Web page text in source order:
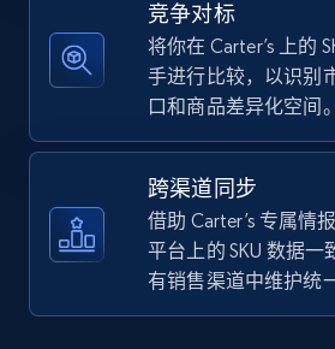
URL, Title, Available, Description,
price, Final price, Discount
TikTok Shop - discover
URL, Title, Available, Description,
竞争对标
将你在 Carter’s 上的
手进行比较，以识别
口和商品差异化空间。
跨渠道同步
借助 Carter’s 专属情
平台上的 SKU 数据
有销售渠道中维护统